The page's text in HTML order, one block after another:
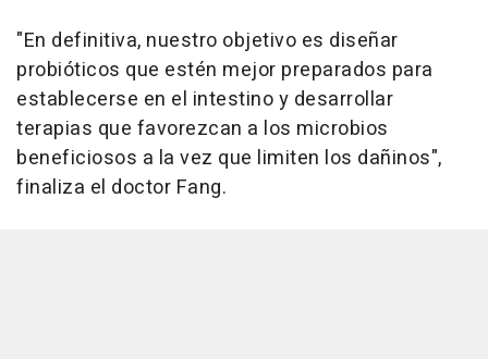
"En definitiva, nuestro objetivo es diseñar
probióticos que estén mejor preparados para
establecerse en el intestino y desarrollar
terapias que favorezcan a los microbios
beneficiosos a la vez que limiten los dañinos",
finaliza el doctor Fang.